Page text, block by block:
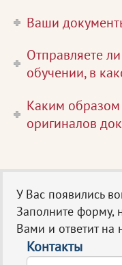
Ваши
Отправляете
обучении, в
Каким образом
оригиналов
У Вас появились
Заполните форму,
Вами и ответит на
Контакты